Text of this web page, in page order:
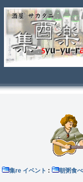
集re イベント :
朝粥食